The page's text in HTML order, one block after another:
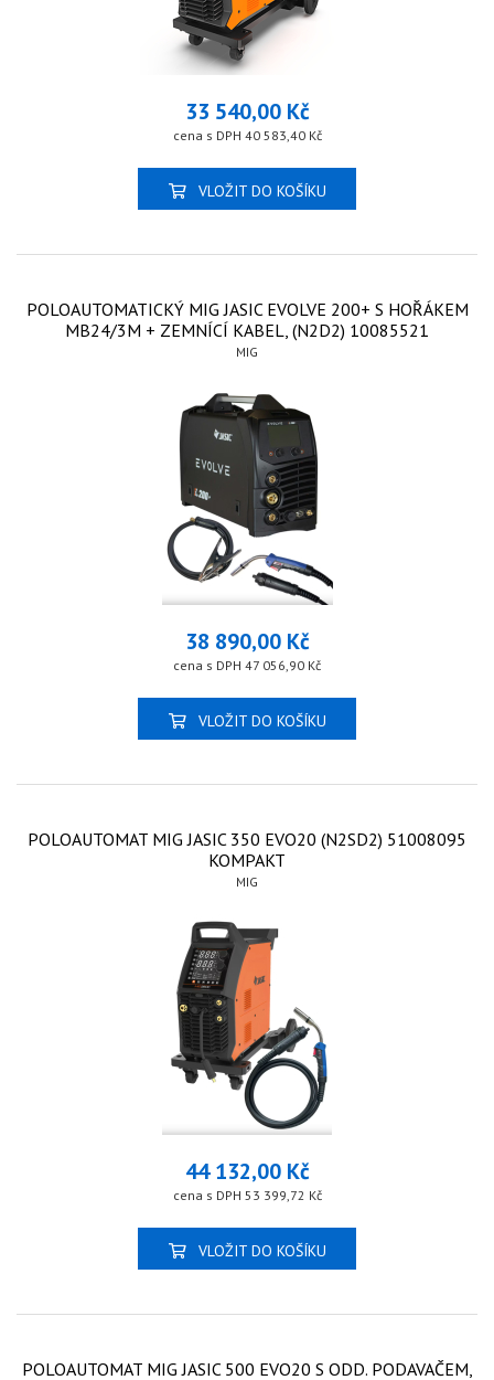
33 540,00 Kč
cena s DPH 40 583,40 Kč
VLOŽIT DO KOŠÍKU
POLOAUTOMATICKÝ MIG JASIC EVOLVE 200+ S HOŘÁKEM
MB24/3M + ZEMNÍCÍ KABEL, (N2D2) 10085521
MIG
38 890,00 Kč
cena s DPH 47 056,90 Kč
VLOŽIT DO KOŠÍKU
POLOAUTOMAT MIG JASIC 350 EVO20 (N2SD2) 51008095
KOMPAKT
MIG
44 132,00 Kč
cena s DPH 53 399,72 Kč
VLOŽIT DO KOŠÍKU
POLOAUTOMAT MIG JASIC 500 EVO20 S ODD. PODAVAČEM,